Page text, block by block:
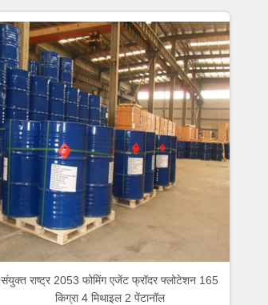
संयुक्त राष्ट्र 2053 फोमिंग एजेंट फ्रॉदर फ्लोटेशन 165
किग्रा 4 मिथाइल 2 पेंटानॉल